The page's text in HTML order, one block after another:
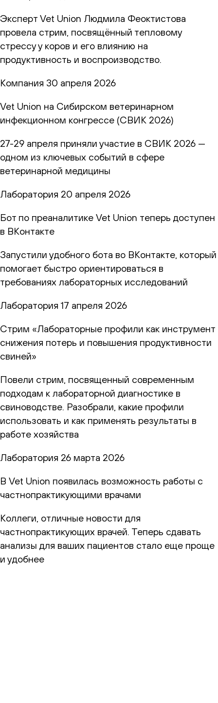
Эксперт Vet Union Людмила Феоктистова
провела стрим, посвящённый тепловому
стрессу у коров и его влиянию на
продуктивность и воспроизводство.
Компания 30 апреля 2026
Vet Union на Сибирском ветеринарном
инфекционном конгрессе (СВИК 2026)
27-29 апреля приняли участие в СВИК 2026 —
одном из ключевых событий в сфере
ветеринарной медицины
Лаборатория 20 апреля 2026
Бот по преаналитике Vet Union теперь доступен
в ВКонтакте
Запустили удобного бота во ВКонтакте, который
помогает быстро ориентироваться в
требованиях лабораторных исследований
Лаборатория 17 апреля 2026
Стрим «Лабораторные профили как инструмент
снижения потерь и повышения продуктивности
свиней»
Повели стрим, посвященный современным
подходам к лабораторной диагностике в
свиноводстве. Разобрали, какие профили
использовать и как применять результаты в
работе хозяйства
Лаборатория 26 марта 2026
В Vet Union появилась возможность работы с
частнопрактикующими врачами
Коллеги, отличные новости для
частнопрактикующих врачей. Теперь сдавать
анализы для ваших пациентов стало еще проще
и удобнее